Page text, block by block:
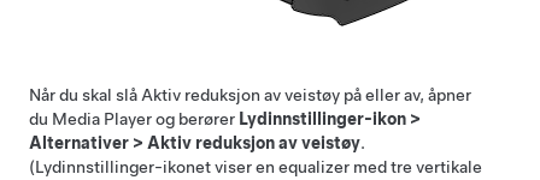
Når du skal slå Aktiv reduksjon av veistøy på eller av, åpner
du Media Player og berører Lydinnstillinger-ikon >
Alternativer > Aktiv reduksjon av veistøy.
(Lydinnstillinger-ikonet viser en equalizer med tre vertikale